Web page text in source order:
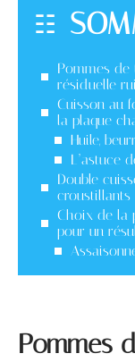
Pommes
résiduelle
Cuisson au
la plaque
Huile,
L’astuce
Double
croustillants
Choix de la
pour un
Pommes